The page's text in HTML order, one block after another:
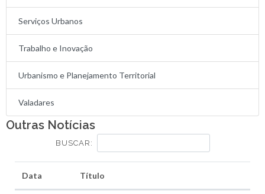
Serviços Urbanos
Trabalho e Inovação
Urbanismo e Planejamento Territorial
Valadares
Outras Notícias
BUSCAR:
Data Título